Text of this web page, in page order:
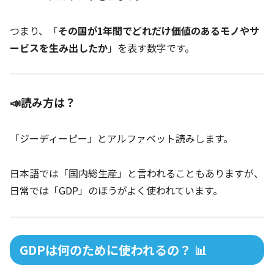
つまり、「その国が1年間でどれだけ価値のあるモノやサ
ービスを生み出したか」を表す数字です。
📣読み方は？
「ジーディーピー」とアルファベット読みします。
日本語では「国内総生産」と言われることもありますが、
日常では「GDP」のほうがよく使われています。
GDPは何のために使われるの？ 📊